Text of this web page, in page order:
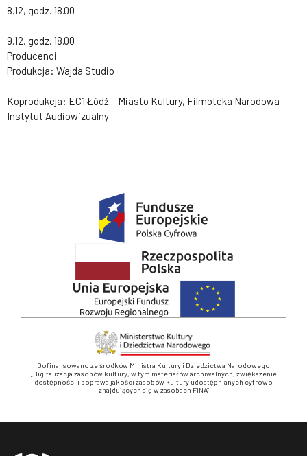
8.12, godz. 18.00
9.12, godz. 18.00
Producenci
Produkcja: Wajda Studio
Koprodukcja: EC1 Łódź – Miasto Kultury, Filmoteka Narodowa –
Instytut Audiowizualny
Dofinansowano ze środków Ministra Kultury i Dziedzictwa Narodowego
„Digitalizacja zasobów kultury, w tym materiałów archiwalnych, zwiększenie
dostępności i poprawa jakości zasobów kultury udostępnianych cyfrowo
znajdujących się w zasobach FINA”